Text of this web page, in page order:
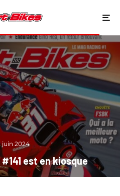
juin 2024
est en kiosque